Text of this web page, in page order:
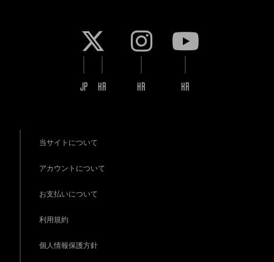
JP KR KR KR
当サイトについて
アカウントについて
お支払いについて
利用規約
個人情報保護方針